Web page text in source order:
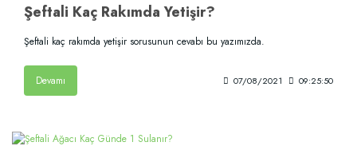
Şeftali Kaç Rakımda Yetişir?
Şeftali kaç rakımda yetişir sorusunun cevabı bu yazımızda.
Devamı 07/08/2021 09:25:50